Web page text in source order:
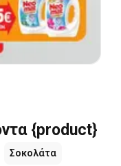
{product}
Σοκολάτα